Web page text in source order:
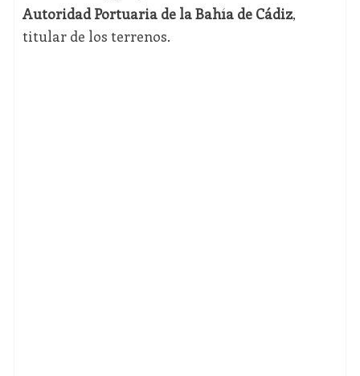
Autoridad Portuaria de la Bahía de Cádiz,
titular de los terrenos.